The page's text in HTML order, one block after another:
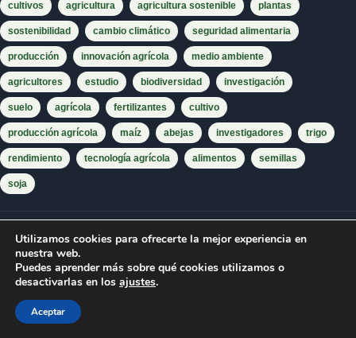
cultivos agricultura agricultura sostenible plantas
sostenibilidad cambio climático seguridad alimentaria
producción innovación agrícola medio ambiente
agricultores estudio biodiversidad investigación
suelo agrícola fertilizantes cultivo
producción agrícola maíz abejas investigadores trigo
rendimiento tecnología agrícola alimentos semillas
soja
Mundo Agropecuario
Utilizamos cookies para ofrecerte la mejor experiencia en
nuestra web.
Puedes aprender más sobre qué cookies utilizamos o
desactivarlas en los ajustes.
Aceptar